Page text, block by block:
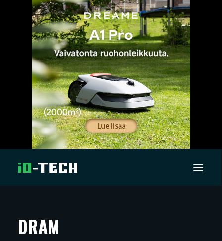
ARTIKKELIT
DRAM